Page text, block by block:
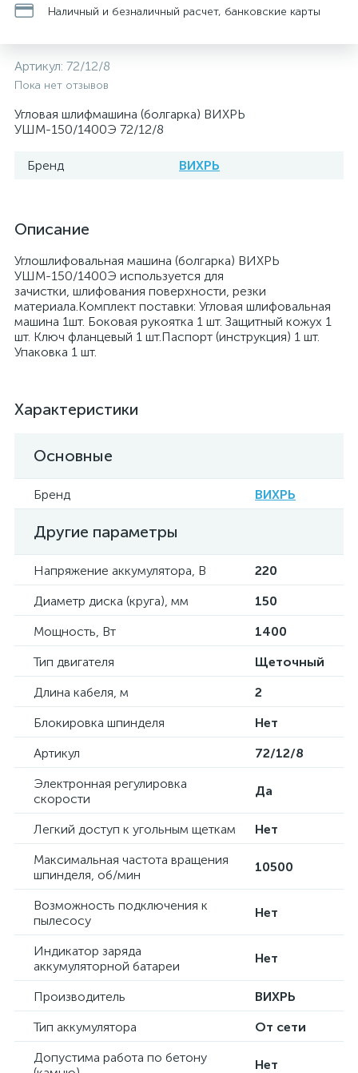
Наличный и безналичный расчет, банковские карты
Артикул: 72/12/8
Пока нет отзывов
Угловая шлифмашина (болгарка) ВИХРЬ
УШМ-150/1400Э 72/12/8
Бренд ВИХРЬ
Описание
Углошлифовальная машина (болгарка) ВИХРЬ
УШМ-150/1400Э используется для
зачистки, шлифования поверхности, резки
материала.Комплект поставки: Угловая шлифовальная
машина 1шт. Боковая рукоятка 1 шт. Защитный кожух 1
шт. Ключ фланцевый 1 шт.Паспорт (инструкция) 1 шт.
Упаковка 1 шт.
Характеристики
Основные
Бренд ВИХРЬ
Другие параметры
Напряжение аккумулятора, В
220
Диаметр диска (круга), мм
150
Мощность, Вт
1400
Тип двигателя
Щеточный
Длина кабеля, м
2
Блокировка шпинделя
Нет
Артикул
72/12/8
Электронная регулировка
скорости
Да
Легкий доступ к угольным щеткам
Нет
Максимальная частота вращения
шпинделя, об/мин
10500
Возможность подключения к
пылесосу
Нет
Индикатор заряда
аккумуляторной батареи
Нет
Производитель
ВИХРЬ
Тип аккумулятора
От сети
Допустима работа по бетону
Нет